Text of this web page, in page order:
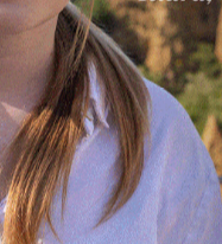
arrivano dalla
con la
che fra le
che da solo basta per